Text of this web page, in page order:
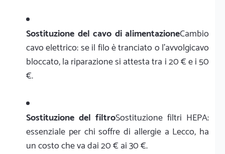
Sostituzione del cavo di alimentazioneCambio
cavo elettrico: se il filo è tranciato o l'avvolgicavo
bloccato, la riparazione si attesta tra i 20 € e i 50
€.
Sostituzione del filtroSostituzione filtri HEPA:
essenziale per chi soffre di allergie a Lecco, ha
un costo che va dai 20 € ai 30 €.